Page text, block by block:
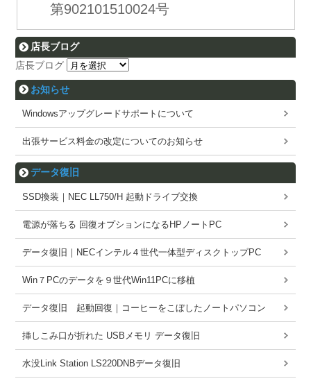
第902101510024号
店長ブログ
店長ブログ
お知らせ
Windowsアップグレードサポートについて
出張サービス料金の改定についてのお知らせ
データ復旧
SSD換装｜NEC LL750/H 起動ドライブ交換
電源が落ちる 回復オプションになるHPノートPC
データ復旧｜NECインテル４世代一体型ディスクトップPC
Win７PCのデータを９世代Win11PCに移植
データ復旧 起動回復｜コーヒーをこぼしたノートパソコン
挿しこみ口が折れた USBメモリ データ復旧
水没Link Station LS220DNBデータ復旧